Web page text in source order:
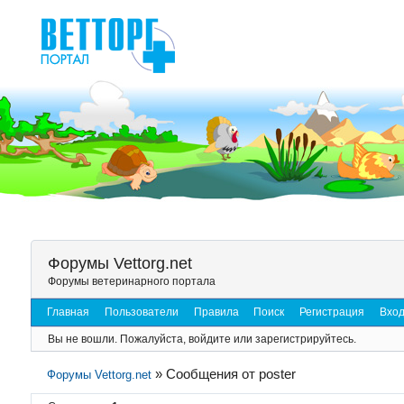
Форумы Vettorg.net
Форумы ветеринарного портала
Главная Пользователи Правила Поиск Регистрация Вход
Вы не вошли. Пожалуйста, войдите или зарегистрируйтесь.
Форумы Vettorg.net »Сообщения от poster